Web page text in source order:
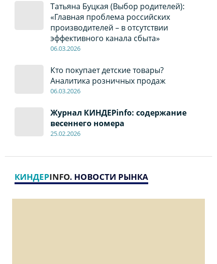
Татьяна Буцкая (Выбор родителей):
«Главная проблема российских
производителей – в отсутствии
эффективного канала сбыта»
06.03.2026
Кто покупает детские товары?
Аналитика розничных продаж
06.03.2026
Журнал КИНДЕРinfo: содержание
весеннего номера
25.02.2026
КИНДЕРINFO. НОВОСТИ РЫНКА